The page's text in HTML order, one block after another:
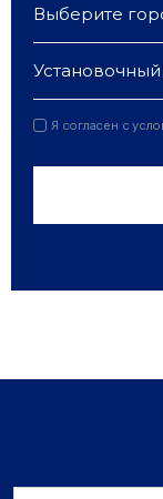
Выберите
Я согласен с